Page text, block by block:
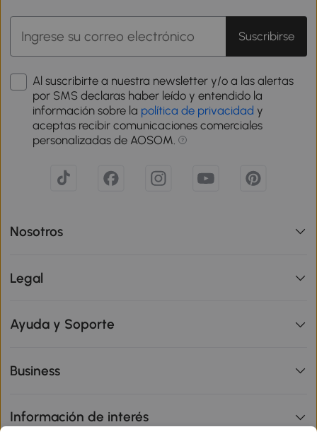
Suscribirse
Al suscribirte a nuestra newsletter y/o a las alertas
por SMS declaras haber leído y entendido la
información sobre la política de privacidad y
aceptas recibir comunicaciones comerciales
personalizadas de AOSOM.
Nosotros
Legal
Ayuda y Soporte
Business
Información de interés